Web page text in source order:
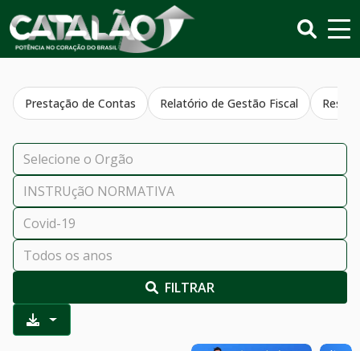
Prestação de Contas Relatório de Gestão Fiscal
FILTRAR